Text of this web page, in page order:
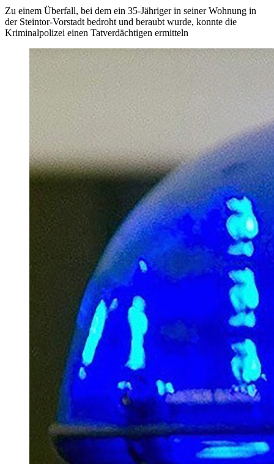
Zu einem Überfall, bei dem ein 35-Jähriger in seiner Wohnung in
der Steintor-Vorstadt bedroht und beraubt wurde, konnte die
Kriminalpolizei einen Tatverdächtigen ermitteln